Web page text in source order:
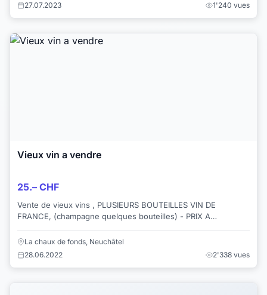
27.07.2023
1'240 vues
Vieux vin a vendre
25.– CHF
Vente de vieux vins , PLUSIEURS BOUTEILLES VIN DE
FRANCE, (champagne quelques bouteilles) - PRIX A
La chaux de fonds, Neuchâtel
28.06.2022
2'338 vues